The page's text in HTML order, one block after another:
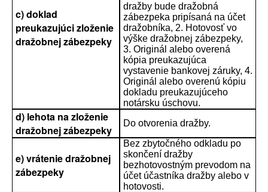
c) doklad
preukazujúci zloženie
dražobnej zábezpeky
dražby bude dražobná
zábezpeka pripísaná na účet
dražobníka, 2. Hotovosť vo
výške dražobnej zábezpeky,
3. Originál alebo overená
kópia preukazujúca
vystavenie bankovej záruky, 4.
Originál alebo overenú kópiu
dokladu preukazujúceho
notársku úschovu.
d) lehota na zloženie
dražobnej zábezpeky
Do otvorenia dražby.
e) vrátenie dražobnej
zábezpeky
Bez zbytočného odkladu po
skončení dražby
bezhotovostným prevodom na
účet účastníka dražby alebo v
hotovosti.